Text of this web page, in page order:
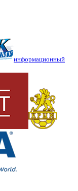
информационный